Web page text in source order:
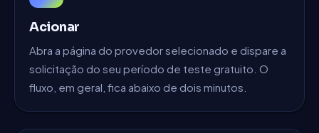
Acionar
Abra a página do provedor selecionado e dispare a
solicitação do seu período de teste gratuito. O
fluxo, em geral, fica abaixo de dois minutos.